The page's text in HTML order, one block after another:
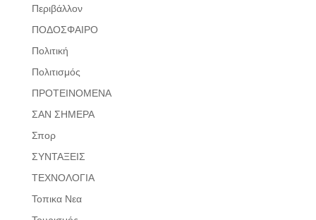
Περιβάλλον
ΠΟΔΟΣΦΑΙΡΟ
Πολιτική
Πολιτισμός
ΠΡΟΤΕΙΝΟΜΕΝΑ
ΣΑΝ ΣΗΜΕΡΑ
Σπορ
ΣΥΝΤΑΞΕΙΣ
ΤΕΧΝΟΛΟΓΙΑ
Τοπικα Νεα